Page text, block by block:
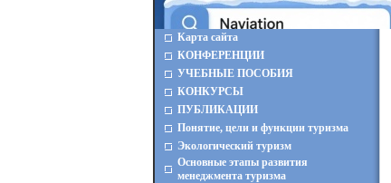
Карта сайта
КОНФЕРЕНЦИИ
УЧЕБНЫЕ ПОСОБИЯ
КОНКУРСЫ
ПУБЛИКАЦИИ
Понятие, цели и функции туризма
Экологический туризм
Основные этапы развития
менеджмента туризма